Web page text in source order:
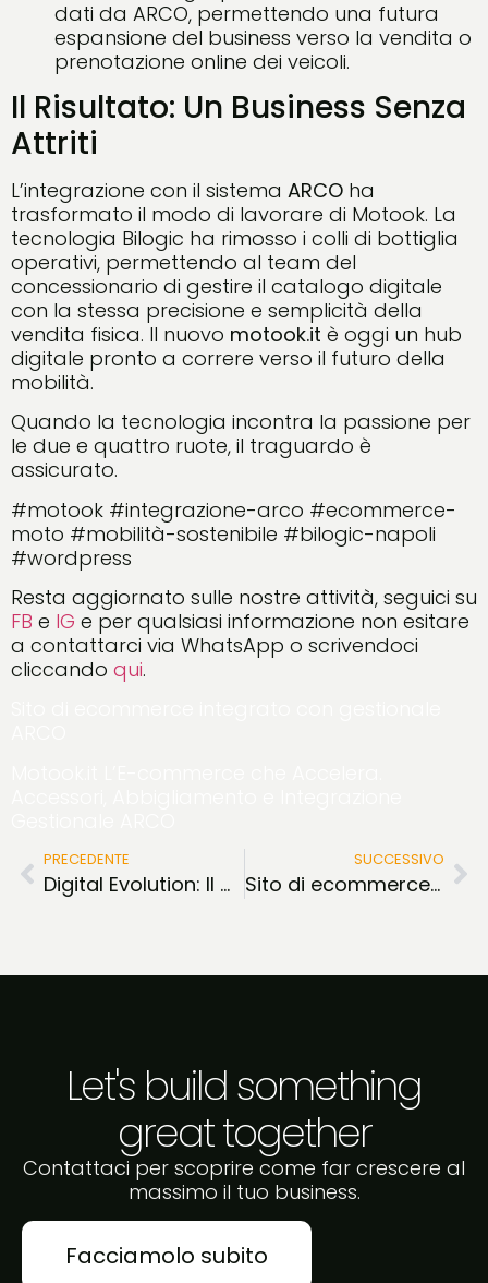
dati da ARCO, permettendo una futura
espansione del business verso la vendita o
prenotazione online dei veicoli.
Il Risultato: Un Business Senza
Attriti
L’integrazione con il sistema ARCO ha
trasformato il modo di lavorare di Motook. La
tecnologia Bilogic ha rimosso i colli di bottiglia
operativi, permettendo al team del
concessionario di gestire il catalogo digitale
con la stessa precisione e semplicità della
vendita fisica. Il nuovo motook.it è oggi un hub
digitale pronto a correre verso il futuro della
mobilità.
Quando la tecnologia incontra la passione per
le due e quattro ruote, il traguardo è
assicurato.
#motook #integrazione-arco #ecommerce-
moto #mobilità-sostenibile #bilogic-napoli
#wordpress
Resta aggiornato sulle nostre attività, seguici su
FB e IG e per qualsiasi informazione non esitare
a contattarci via WhatsApp o scrivendoci
cliccando qui.
PRECEDENTE
Digital Evolution: Il Caso Il Faro Boutique
SUCCESSIVO
Sito di ecommerce presta shop integrato con gestionale Bike Manager
Let's build something
great together
Contattaci per scoprire come far crescere al
massimo il tuo business.
Facciamolo subito